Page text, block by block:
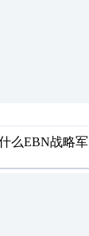
么EBN战略